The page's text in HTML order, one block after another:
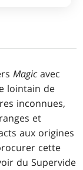
Magicavec
lointain de
inconnues,
et
aux origines
cette
du Supervide